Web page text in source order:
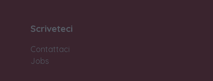
Scriveteci
Contattaci
Jobs